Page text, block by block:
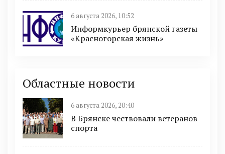
6 августа 2026, 10:52
Информкурьер брянской газеты
«Красногорская жизнь»
Областные новости
6 августа 2026, 20:40
В Брянске чествовали ветеранов
спорта